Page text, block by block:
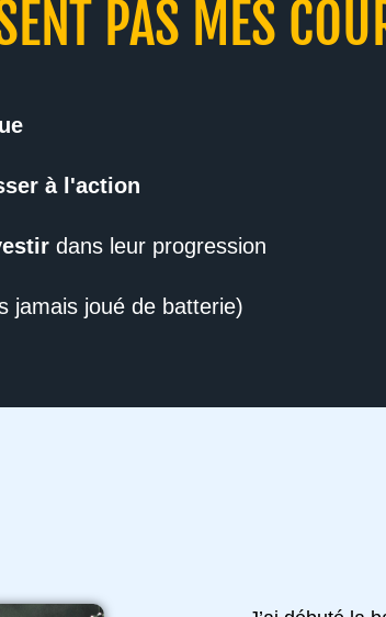
PAS MES
à l'action
dans leur progression
jamais joué de batterie)